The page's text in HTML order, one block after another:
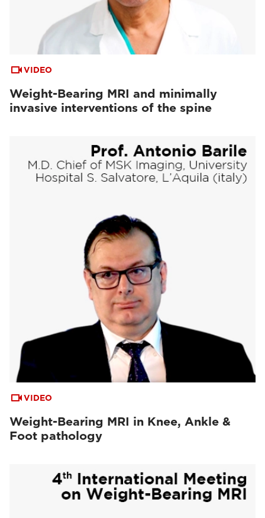
VIDEO
Weight-Bearing MRI and minimally
invasive interventions of the spine
VIDEO
Weight-Bearing MRI in Knee, Ankle &
Foot pathology